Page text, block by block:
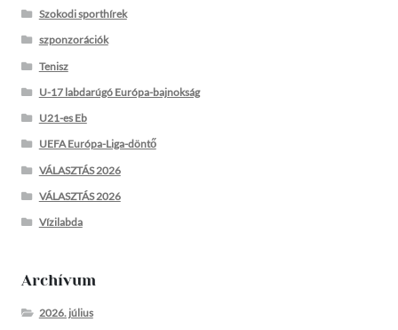
Szokodi sporthírek
szponzorációk
Tenisz
U-17 labdarúgó Európa-bajnokság
U21-es Eb
UEFA Európa-Liga-döntő
VÁLASZTÁS 2026
VÁLASZTÁS 2026
Vízilabda
Archívum
2026. július